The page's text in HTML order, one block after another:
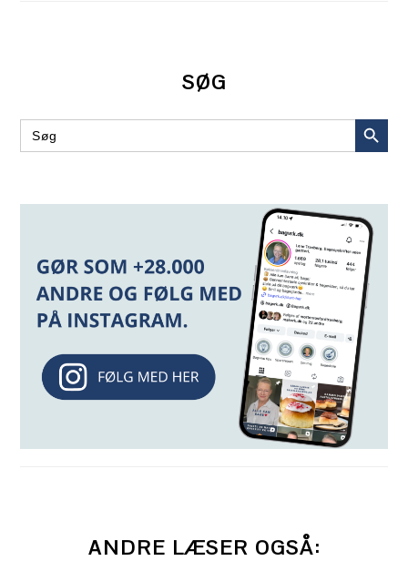
SØG
Search
for:
SEARCH
ANDRE LÆSER OGSÅ: